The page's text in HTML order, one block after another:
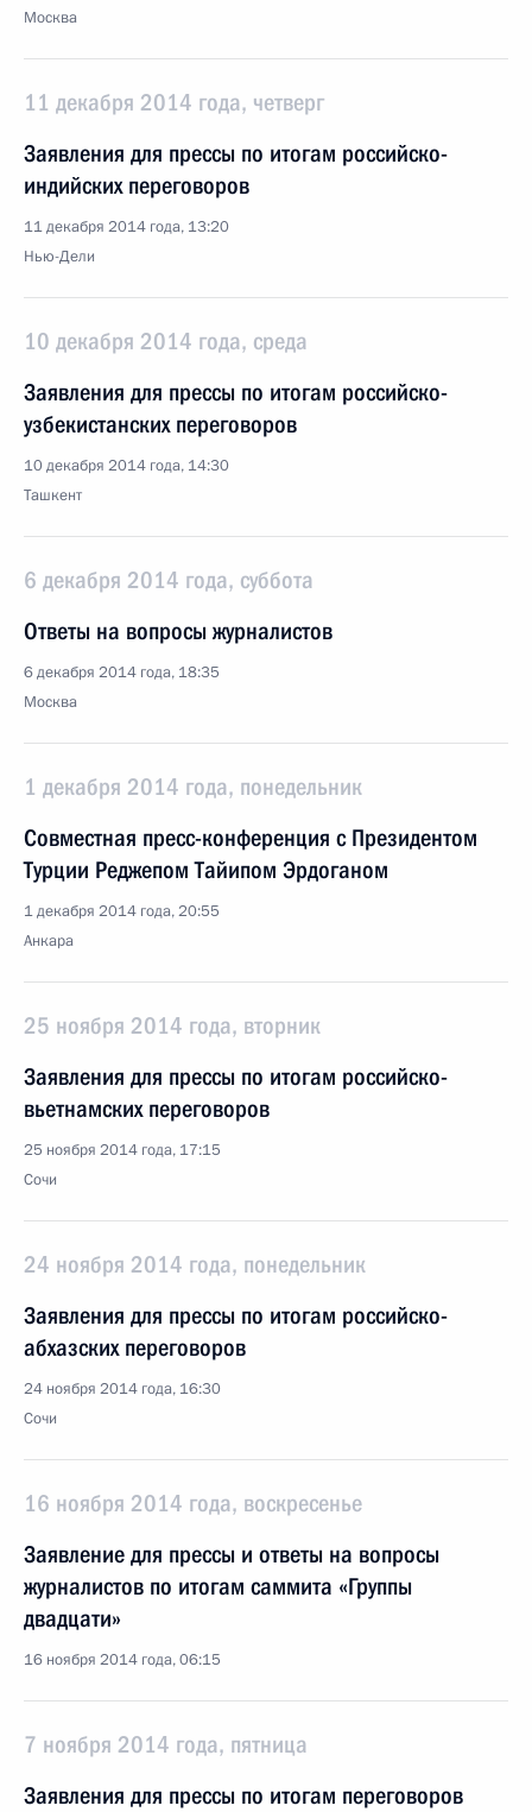
Москва
11 декабря 2014 года, четверг
Заявления для прессы по итогам российско-
индийских переговоров
11 декабря 2014 года, 13:20
Нью-Дели
10 декабря 2014 года, среда
Заявления для прессы по итогам российско-
узбекистанских переговоров
10 декабря 2014 года, 14:30
Ташкент
6 декабря 2014 года, суббота
Ответы на вопросы журналистов
6 декабря 2014 года, 18:35
Москва
1 декабря 2014 года, понедельник
Совместная пресс-конференция с Президентом
Турции Реджепом Тайипом Эрдоганом
1 декабря 2014 года, 20:55
Анкара
25 ноября 2014 года, вторник
Заявления для прессы по итогам российско-
вьетнамских переговоров
25 ноября 2014 года, 17:15
Сочи
24 ноября 2014 года, понедельник
Заявления для прессы по итогам российско-
абхазских переговоров
24 ноября 2014 года, 16:30
Сочи
16 ноября 2014 года, воскресенье
Заявление для прессы и ответы на вопросы
журналистов по итогам саммита «Группы
двадцати»
16 ноября 2014 года, 06:15
7 ноября 2014 года, пятница
Заявления для прессы по итогам переговоров